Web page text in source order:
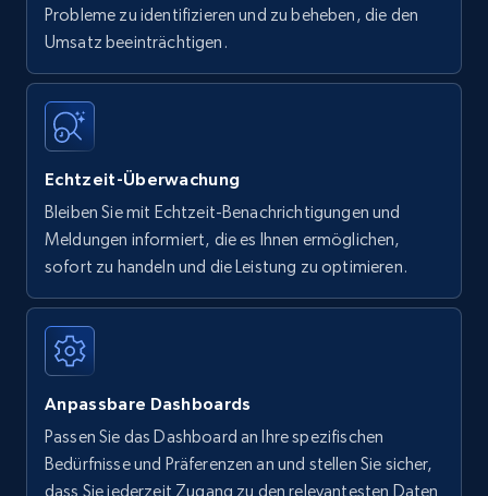
Probleme zu identifizieren und zu beheben, die den
Umsatz beeinträchtigen.
Echtzeit-Überwachung
Bleiben Sie mit Echtzeit-Benachrichtigungen und
Meldungen informiert, die es Ihnen ermöglichen,
sofort zu handeln und die Leistung zu optimieren.
Anpassbare Dashboards
Passen Sie das Dashboard an Ihre spezifischen
Bedürfnisse und Präferenzen an und stellen Sie sicher,
dass Sie jederzeit Zugang zu den relevantesten Daten